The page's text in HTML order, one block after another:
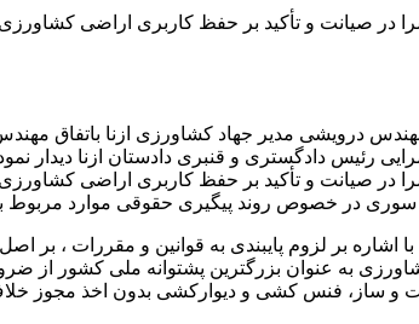
صیانت و تأکید بر حفظ کاربری اراضی
درویشی مدیر جهاد کشاورزی ازنا باتفاق
رئیس دادگستری و قنبری دادستان ازنا دیدار
صیانت و تأکید بر حفظ کاربری اراضی
سوری در خصوص روند پیگیری حقوقی موارد مربوط
اشاره بر لزوم پایبندی به قوانین و مقررات ،
به عنوان بزرگترین پشتوانه ملی کشور از
و ساز، فنس کشی و دیوارکشی بدون اخذ مجوز